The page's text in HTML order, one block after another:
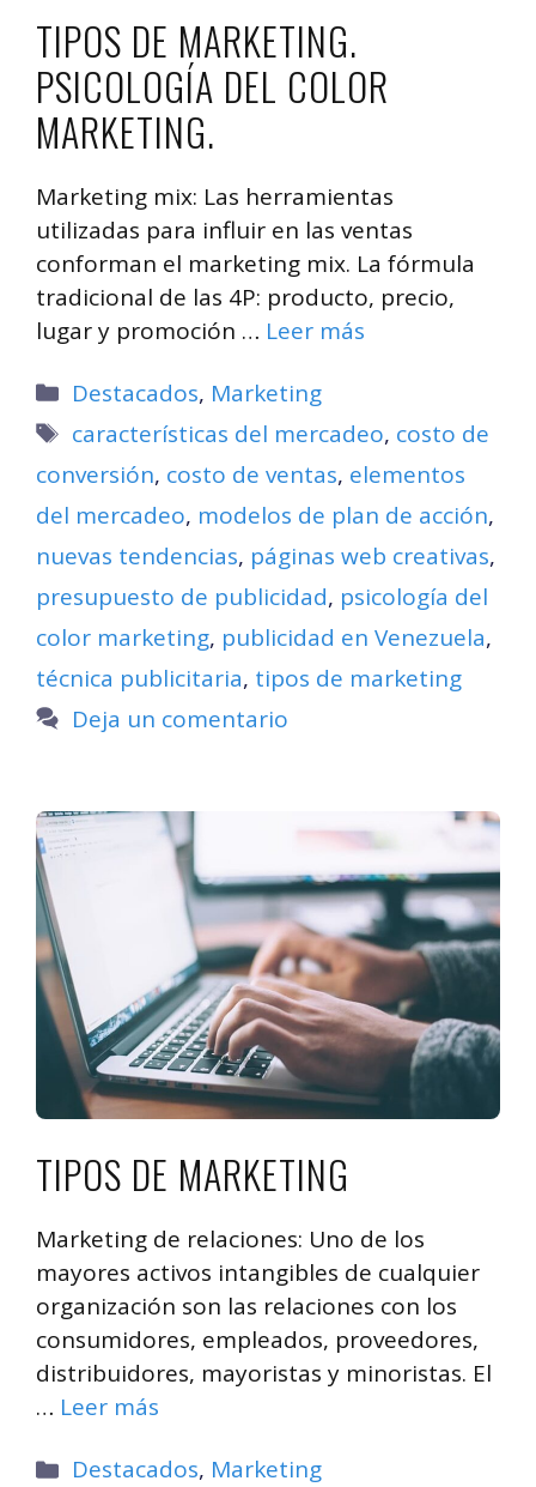
TIPOS DE MARKETING.
PSICOLOGÍA DEL COLOR
MARKETING.
Marketing mix: Las herramientas
utilizadas para influir en las ventas
conforman el marketing mix. La fórmula
tradicional de las 4P: producto, precio,
lugar y promoción … Leer más
Categorías
Destacados, Marketing
Etiquetas
características del mercadeo, costo de
conversión, costo de ventas, elementos
del mercadeo, modelos de plan de acción,
nuevas tendencias, páginas web creativas,
presupuesto de publicidad, psicología del
color marketing, publicidad en Venezuela,
técnica publicitaria, tipos de marketing
Deja un comentario
TIPOS DE MARKETING
Marketing de relaciones: Uno de los
mayores activos intangibles de cualquier
organización son las relaciones con los
consumidores, empleados, proveedores,
distribuidores, mayoristas y minoristas. El
… Leer más
Categorías
Destacados, Marketing